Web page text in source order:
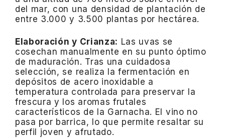
del mar, con una densidad de plantación de
entre 3.000 y 3.500 plantas por hectárea.
Elaboración y Crianza: Las uvas se
cosechan manualmente en su punto óptimo
de maduración. Tras una cuidadosa
selección, se realiza la fermentación en
depósitos de acero inoxidable a
temperatura controlada para preservar la
frescura y los aromas frutales
característicos de la Garnacha. El vino no
pasa por barrica, lo que permite resaltar su
perfil joven y afrutado.